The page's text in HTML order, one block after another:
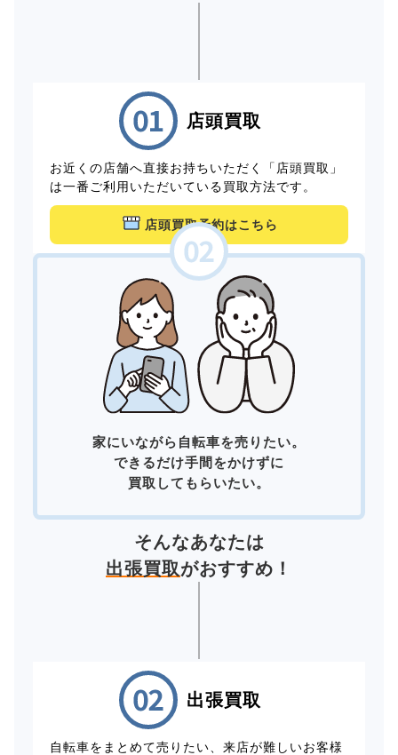
店頭買取
お近くの店舗へ直接お持ちいただく「店頭買取」
は一番ご利用いただいている買取方法です。
店頭買取予約はこちら
家にいながら自転車を売りたい。
できるだけ手間をかけずに
買取してもらいたい。
そんなあなたは
出張買取がおすすめ！
出張買取
自転車をまとめて売りたい、来店が難しいお客様